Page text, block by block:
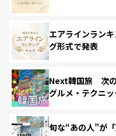
エアラインラン
グ形式で発表
Next韓国旅 次の
グルメ・テクニッ
旬な“あの人”が